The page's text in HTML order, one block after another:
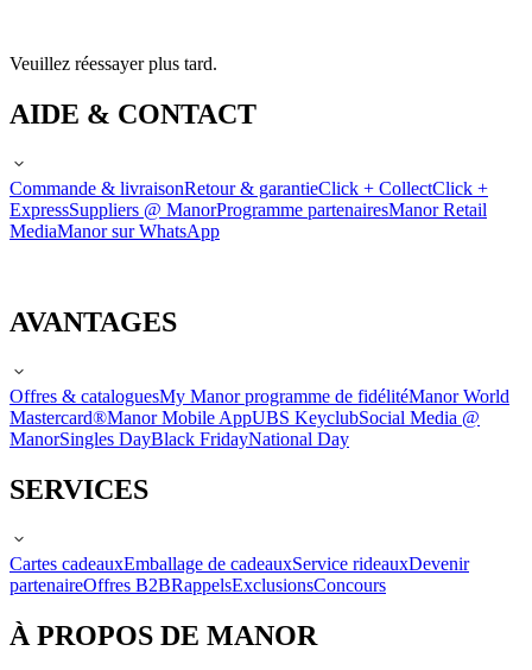
Veuillez réessayer plus tard.
AIDE & CONTACT
Commande & livraisonRetour & garantieClick + CollectClick +
ExpressSuppliers @ ManorProgramme partenairesManor Retail
MediaManor sur WhatsApp
AVANTAGES
Offres & cataloguesMy Manor programme de fidélitéManor World
Mastercard®Manor Mobile AppUBS KeyclubSocial Media @
ManorSingles DayBlack FridayNational Day
SERVICES
Cartes cadeauxEmballage de cadeauxService rideauxDevenir
partenaireOffres B2BRappelsExclusionsConcours
À PROPOS DE MANOR